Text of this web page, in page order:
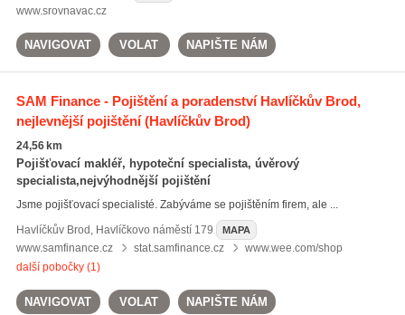
www.srovnavac.cz
NAVIGOVAT VOLAT NAPIŠTE NÁM
SAM Finance - Pojištění a poradenství Havlíčkův Brod,
nejlevnější pojištění(Havlíčkův Brod)
24,56 km
Pojišťovací makléř, hypoteční specialista, úvěrový
specialista,nejvýhodnější pojištění
Jsme pojišťovací specialisté. Zabýváme se pojištěním firem, ale ...
Havlíčkův Brod , Havlíčkovo náměstí 179 MAPA
www.samfinance.cz stat.samfinance.cz
www.wee.com/shop
další pobočky (1)
NAVIGOVAT VOLAT NAPIŠTE NÁM